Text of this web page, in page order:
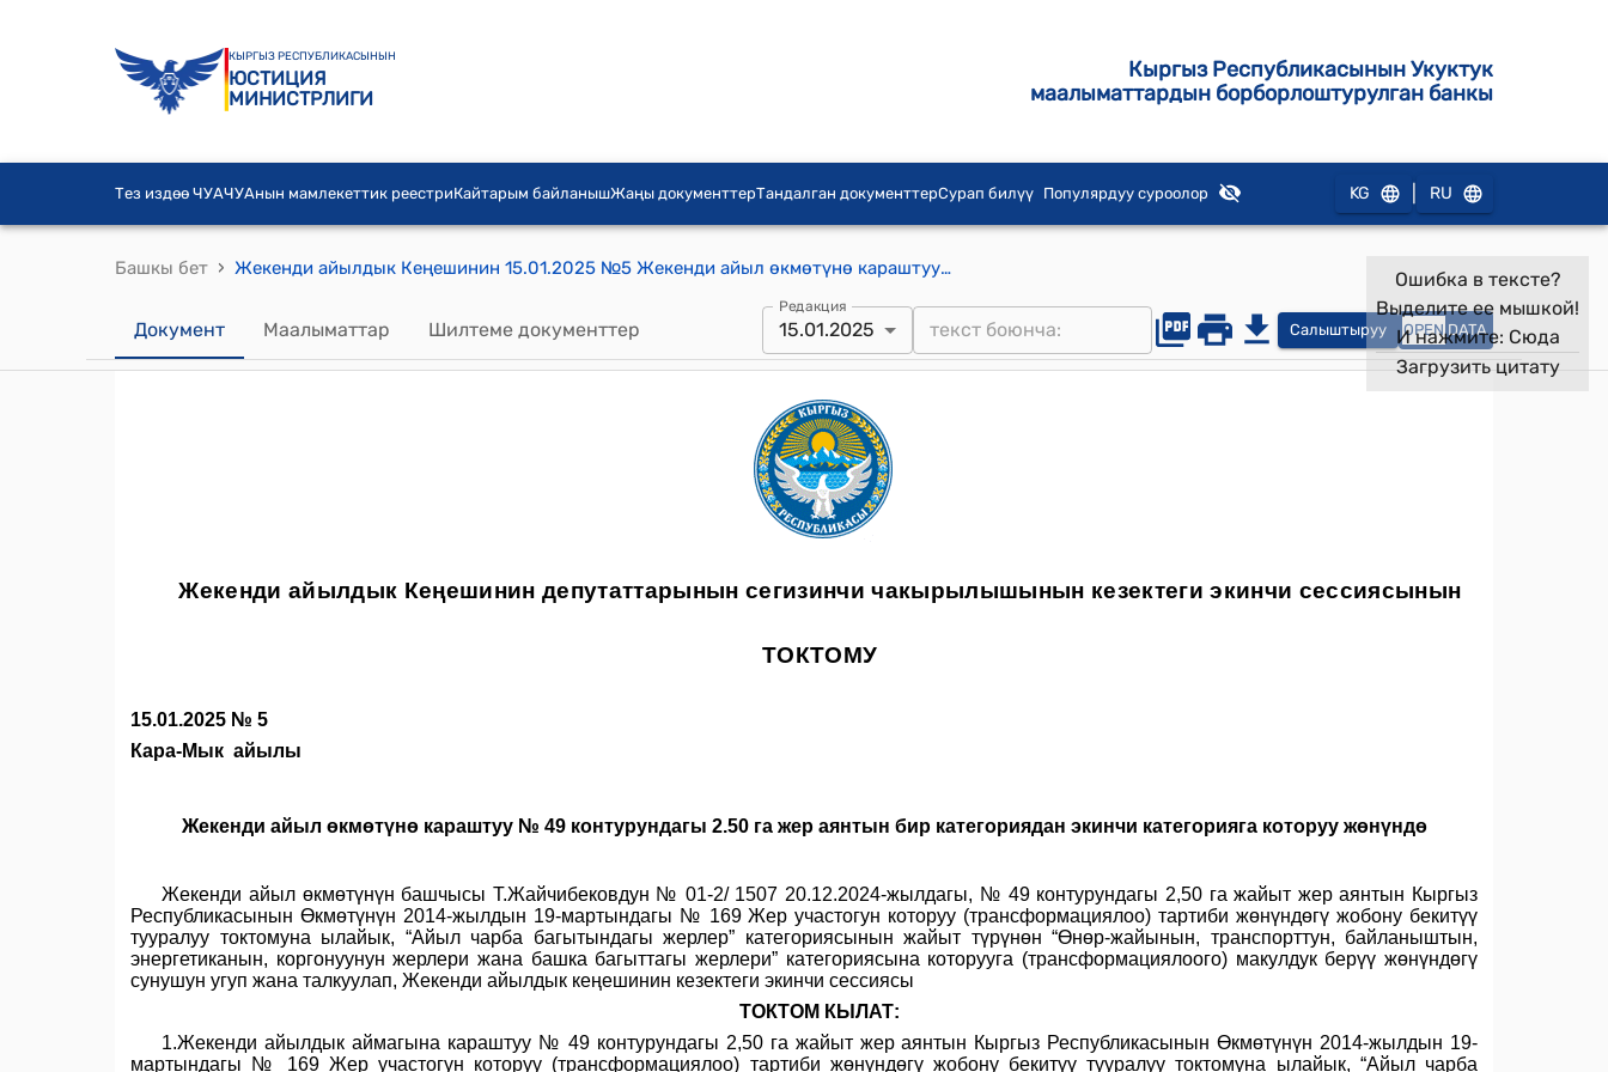
КЫРГЫЗ РЕСПУБЛИКАСЫНЫН
ЮСТИЦИЯ
МИНИСТРЛИГИ
Кыргыз Республикасынын Укуктук
маалыматтардын борборлоштурулган банкы
Тез издөө ЧУАЧУАнын мамлекеттик реестриКайтарым байланышЖаңы документтерТандалган документтерСурап билүү Популярдуу суроолор KG RU
Башкы бет › Жекенди айылдык Кеңешинин 15.01.2025 №5 Жекенди айыл өкмөтүнө караштуу № 49 контурундагы 2.50 га жер аянтын бир категориядан экинчи категорияга которуу жөнүндө токтому
Документ Маалыматтар Шилтеме документтер
Редакция
15.01.2025 Салыштыруу OPEN DATA
Ошибка в тексте?
Выделите ее мышкой!
И нажмите: Сюда
Загрузить цитату